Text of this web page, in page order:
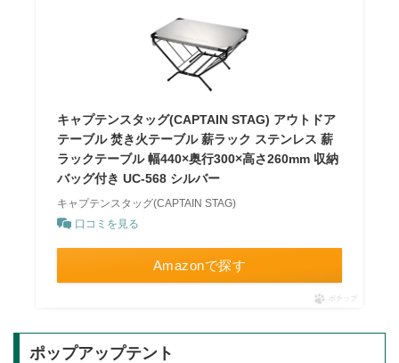
キャプテンスタッグ(CAPTAIN STAG) アウトドア
テーブル 焚き火テーブル 薪ラック ステンレス 薪
ラックテーブル 幅440×奥行300×高さ260mm 収納
バッグ付き UC-568 シルバー
キャプテンスタッグ(CAPTAIN STAG)
口コミを見る
Amazonで探す
ポチップ
ポップアップテント